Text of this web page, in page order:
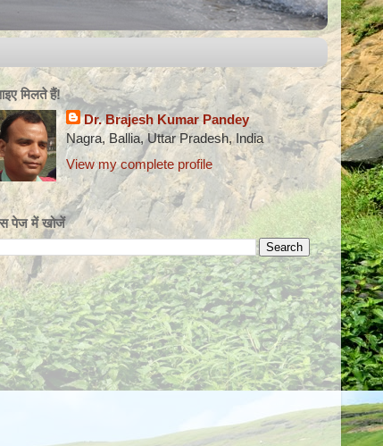
मिलते हैंǃ
Dr. Brajesh Kumar Pandey
Nagra, Ballia, Uttar Pradesh, India
View my complete profile
पेज में खोजें